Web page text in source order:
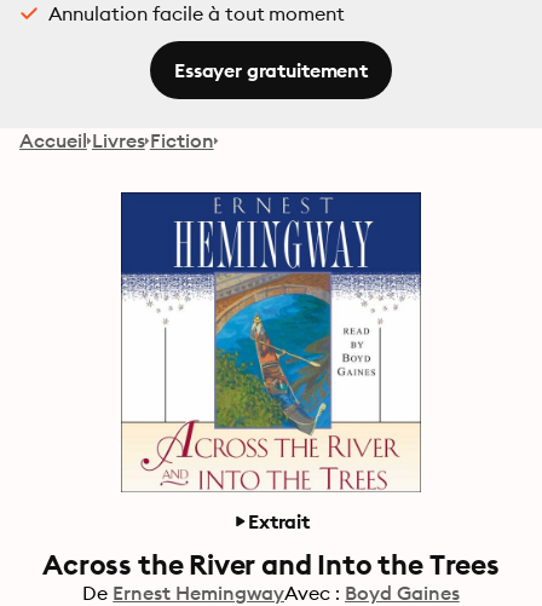
Annulation facile à tout moment
Essayer gratuitement
Accueil Livres Fiction
Extrait
Across the River and Into the Trees
De Ernest HemingwayAvec : Boyd Gaines